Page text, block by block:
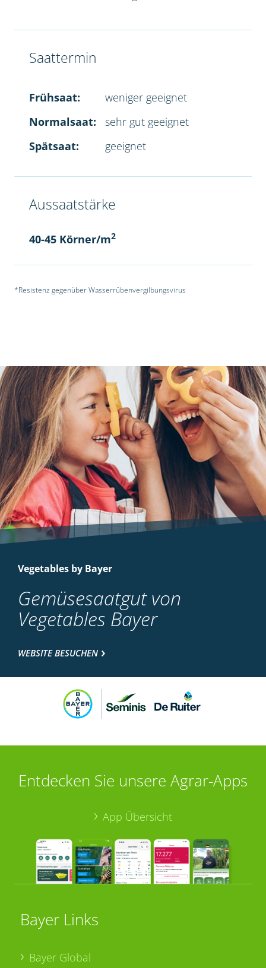
Saattermin
Frühsaat:
weniger geeignet
Normalsaat:
sehr gut geeignet
Spätsaat:
geeignet
Aussaatstärke
40-45 Körner/m2
*Resistenz gegenüber Wasserrübenvergilbungsvirus
Vegetables by Bayer
Gemüsesaatgut von
Vegetables Bayer
WEBSITE BESUCHEN
Entdecken Sie unsere Agrar-Apps
App Übersicht
Bayer Links
Bayer Global